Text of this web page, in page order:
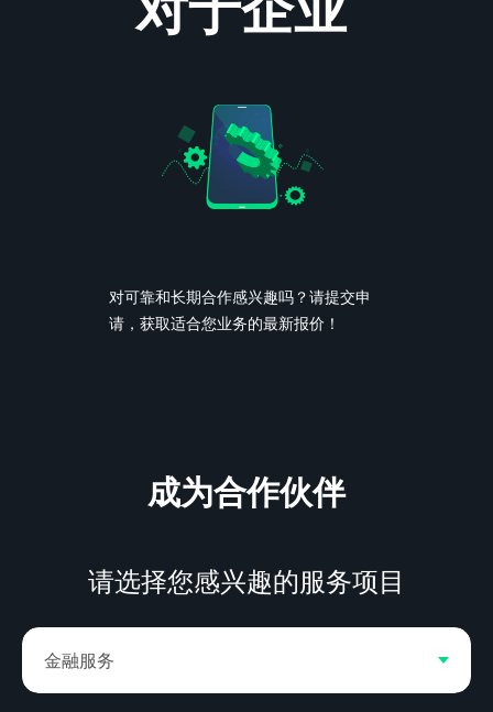
对可靠和长期合作感兴趣吗？请提交申
请，获取适合您业务的最新报价！
成为合作伙伴
请选择您感兴趣的服务项目